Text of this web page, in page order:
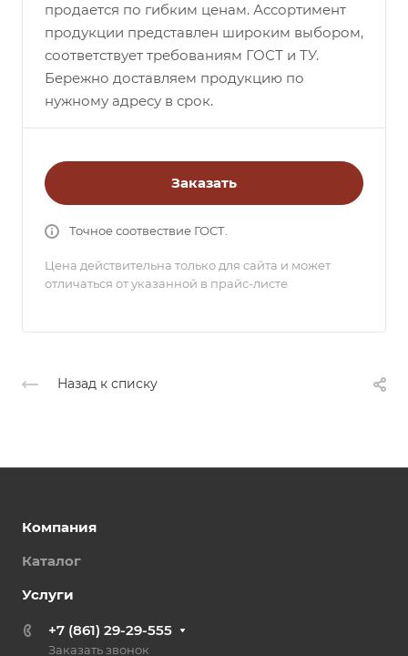
продается по гибким ценам. Ассортимент
продукции представлен широким выбором,
соответствует требованиям ГОСТ и ТУ.
Бережно доставляем продукцию по
нужному адресу в срок.
Заказать
Точное соотвествие ГОСТ.
Цена действительна только для сайта и может
отличаться от указанной в прайс-листе
Назад к списку
Компания
Каталог
Услуги
+7 (861) 29-29-555
Заказать звонок